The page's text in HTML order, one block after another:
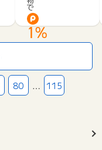
T
Y
L
E
L
N
で
1%
80 … 115